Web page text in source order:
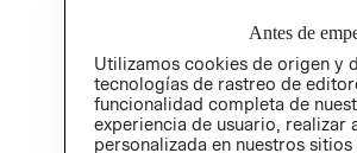
Antes de
Utilizamos cookies de origen y
tecnologías de rastreo de
funcionalidad completa de
experiencia de usuario, realizar
personalizada en nuestros